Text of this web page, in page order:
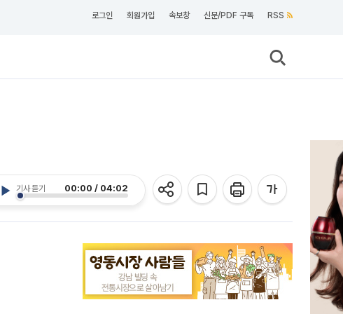
로그인 회원가입 속보창 신문/PDF 구독 RSS
기사 듣기 00:00 / 04:02